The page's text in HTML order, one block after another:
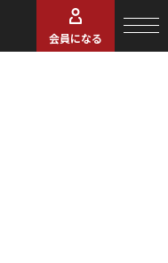
会員になる